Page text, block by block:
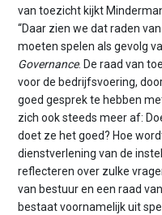
van toezicht kijkt
“Daar zien we dat raden
moeten spelen als gevolg
Governance. De raad van
voor de bedrijfsvoering,
goed gesprek te hebben
zich ook steeds meer af:
doet ze het goed? Hoe
dienstverlening van de
reflecteren over zulke
van bestuur en een raad
bestaat voornamelijk uit